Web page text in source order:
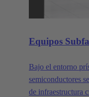
Equipos
Bajo el entorno
semiconductores
de infraestructura